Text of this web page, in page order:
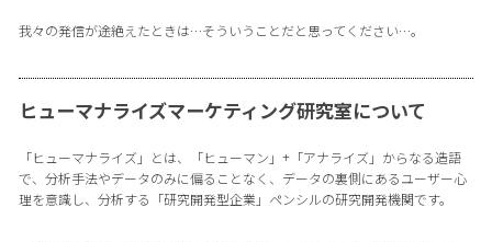
我々の発信が途絶えたときは…そういうことだと思ってください…。
ヒューマナライズマーケティング研究室について
「ヒューマナライズ」とは、「ヒューマン」+「アナライズ」からなる造語
で、分析手法やデータのみに偏ることなく、データの裏側にあるユーザー心
理を意識し、分析する「研究開発型企業」ペンシルの研究開発機関です。